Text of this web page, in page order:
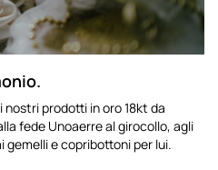
prodotti in oro 18kt da
fede Unoaerre al girocollo, agli
gemelli e copribottoni per lui.